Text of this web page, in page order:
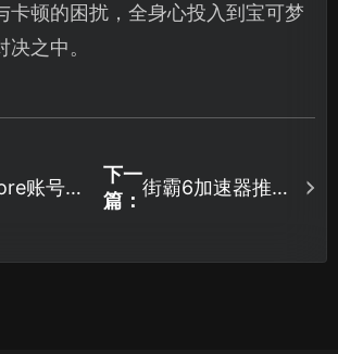
卡顿的困扰，全身心投入到宝可梦
之中。
账号跳
下一
篇：
街霸6加速器推
题！